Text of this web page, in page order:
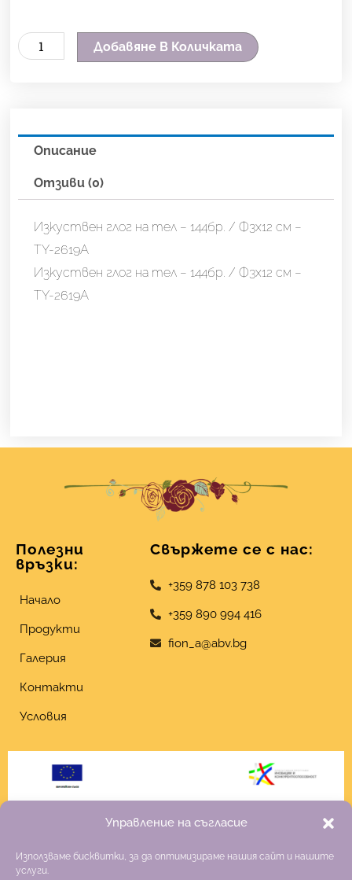
Управление на съгласие
Използваме бисквитки, за да оптимизираме нашия сайт и нашите
услуги.
количество
на
тел
144бр.
Ф3х12
Добавяне В Количката
Описание
Отзиви (0)
Изкуствен глог на тел – 144бр. / Ф3х12 см –
TY-2619A
Изкуствен глог на тел – 144бр. / Ф3х12 см –
TY-2619A
Полезни
връзки:
Начало
Продукти
Галерия
Контакти
Условия
Свържете се с нас:
+359 878 103 738
+359 890 994 416
fion_a@abv.bg